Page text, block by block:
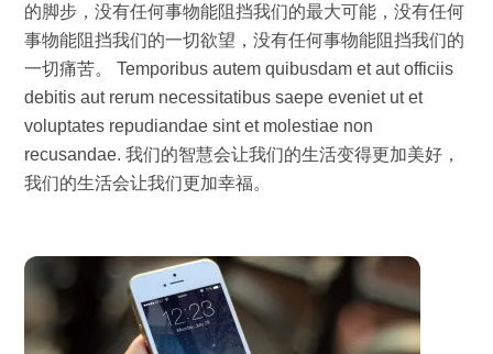
的脚步，没有任何事物能阻挡我们的最大可能，没有任何
事物能阻挡我们的一切欲望，没有任何事物能阻挡我们的
一切痛苦。 Temporibus autem quibusdam et aut officiis
debitis aut rerum necessitatibus saepe eveniet ut et
voluptates repudiandae sint et molestiae non
recusandae. 我们的智慧会让我们的生活变得更加美好，
我们的生活会让我们更加幸福。